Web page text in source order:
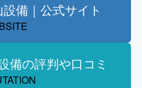
備｜公式サイト
備の評判や口コミ